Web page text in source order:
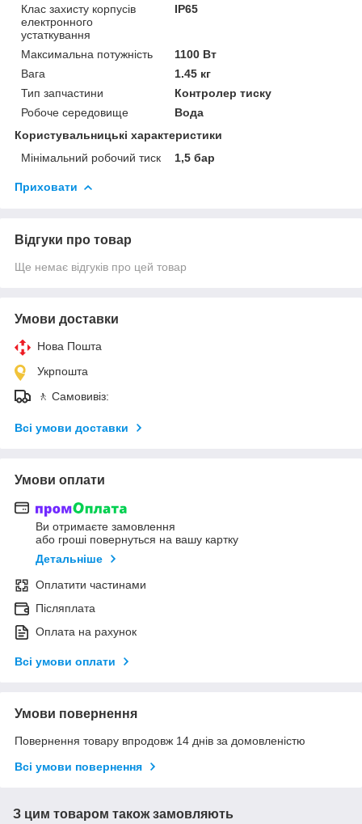
Клас захисту корпусів
електронного
устаткування
IP65
Максимальна потужність
1100 Вт
Вага
1.45 кг
Тип запчастини
Контролер тиску
Робоче середовище
Вода
Користувальницькі характеристики
Мінімальний робочий тиск
1,5 бар
Приховати
Відгуки про товар
Ще немає відгуків про цей товар
Умови доставки
Нова Пошта
Укрпошта
🚶 Самовивіз:
Всі умови доставки
Умови оплати
Ви отримаєте замовлення
або гроші повернуться на вашу картку
Детальніше
Оплатити частинами
Післяплата
Оплата на рахунок
Всі умови оплати
Умови повернення
Повернення товару впродовж 14 днів за домовленістю
Всі умови повернення
З цим товаром також замовляють